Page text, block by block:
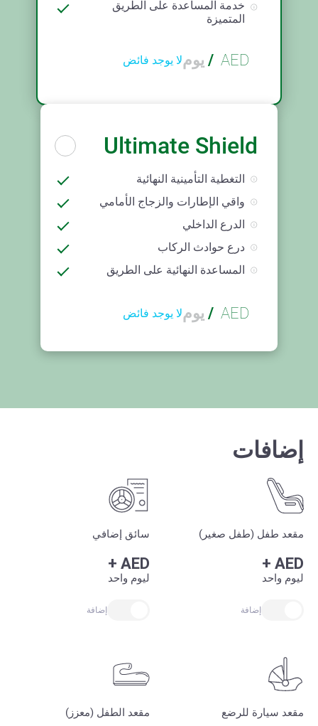
خدمة المساعدة على الطريق
المتميزة
AED
/ يوملا يوجد فائض
Ultimate Shield
التغطية التأمينية النهائية
واقي الإطارات والزجاج الأمامي
الدرع الداخلي
درع حوادث الركاب
المساعدة النهائية على الطريق
AED
/ يوملا يوجد فائض
إضافات
مقعد طفل (طفل صغير)
+AED
ليوم واحد
إضافة
سائق إضافي
+AED
ليوم واحد
إضافة
مقعد سيارة للرضع مقعد الطفل (معزز)